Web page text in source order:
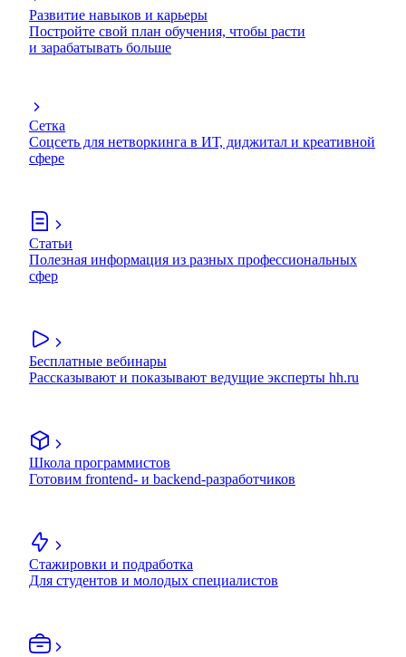
Развитие навыков и карьеры
Постройте свой план обучения, чтобы расти
и зарабатывать больше
Сетка
Соцсеть для нетворкинга в ИТ, диджитал и креативной
сфере
Статьи
Полезная информация из разных профессиональных
сфер
Бесплатные вебинары
Рассказывают и показывают ведущие эксперты hh.ru
Школа программистов
Готовим frontend- и backend-разработчиков
Стажировки и подработка
Для студентов и молодых специалистов